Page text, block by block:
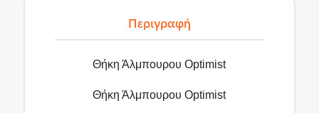
Περιγραφή
Θήκη Άλμπουρου Optimist
Θήκη Άλμπουρου Optimist